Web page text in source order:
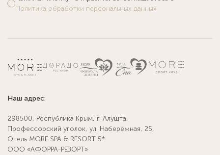
Политика обработки персональных данных
Наш адрес:
298500, Республика Крым, г. Алушта,
Профессорский уголок, ул. Набережная, 25,
Отель MORE SPA & RESORT 5*
ООО «АФОРРА-РЕЗОРТ»